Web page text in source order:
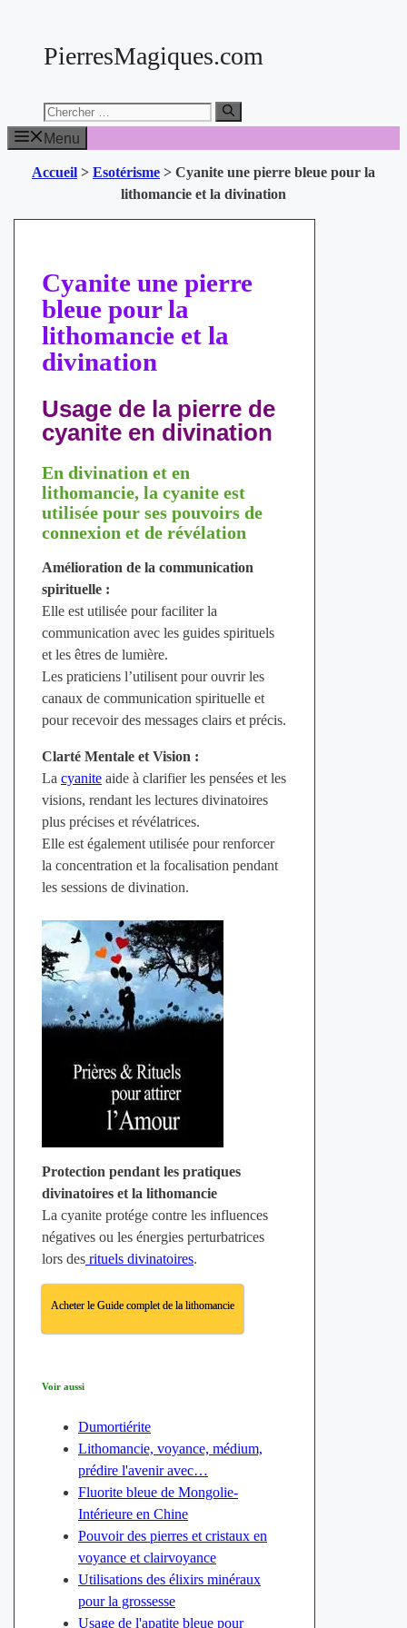
contenuPierresMagiques.com
Chercher:
Menu
Accueil > Esotérisme > Cyanite une pierre bleue pour la
lithomancie et la divination
Cyanite une pierre
bleue pour la
lithomancie et la
divination
Usage de la pierre de
cyanite en divination
En divination et en
lithomancie, la cyanite est
utilisée pour ses pouvoirs de
connexion et de révélation
Amélioration de la communication
spirituelle :
Elle est utilisée pour faciliter la
communication avec les guides spirituels
et les êtres de lumière.
Les praticiens l’utilisent pour ouvrir les
canaux de communication spirituelle et
pour recevoir des messages clairs et précis.
Clarté Mentale et Vision :
La cyaniteaide à clarifier les pensées et les
visions, rendant les lectures divinatoires
plus précises et révélatrices.
Elle est également utilisée pour renforcer
la concentration et la focalisation pendant
les sessions de divination.
Protection pendant les pratiques
divinatoires et la lithomancie
La cyanite protége contre les influences
négatives ou les énergies perturbatrices
lors desrituels divinatoires.
Acheter le Guide complet de la lithomancie
Voir aussi
Dumortiérite
Lithomancie, voyance, médium,
prédire l'avenir avec…
Fluorite bleue de Mongolie-
Intérieure en Chine
Pouvoir des pierres et cristaux en
voyance et clairvoyance
Utilisations des élixirs minéraux
pour la grossesse
Usage de l'apatite bleue pour